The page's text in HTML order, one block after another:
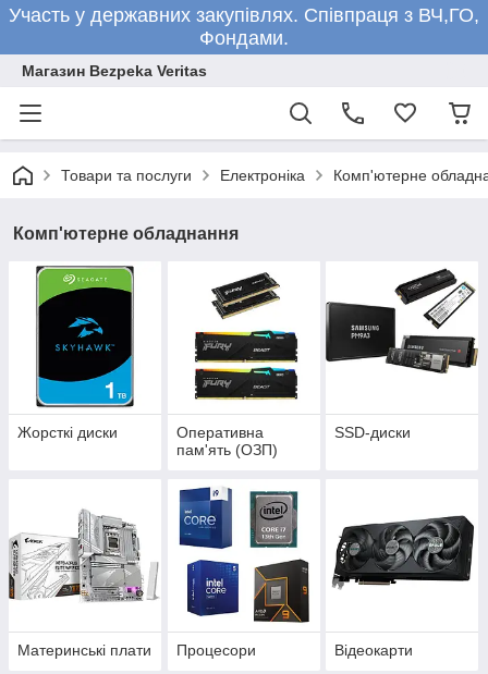
Участь у державних закупівлях. Співпраця з ВЧ,ГО,
Фондами.
Магазин Bezpeka Veritas
Товари та послуги Електроніка Комп'ютерне
Комп'ютерне обладнання
Жорсткі диски
Оперативна
пам'ять (ОЗП)
SSD-диски
Материнські плати Процесори Відеокарти